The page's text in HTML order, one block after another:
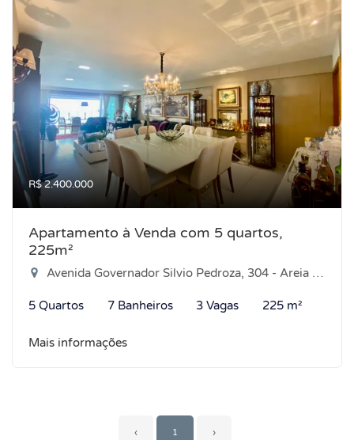
R$ 2.400.000
Apartamento à Venda com 5 quartos,
225m²
Avenida Governador Silvio Pedroza, 304 - Areia Preta, Natal-RN
5 Quartos 7 Banheiros 3 Vagas 225 m²
Mais informações
‹ 1 ›